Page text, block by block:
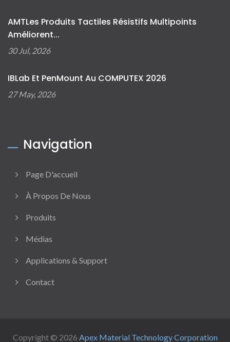
AMTLes Produits Tactiles Résistifs Multipoints
Améliorent...
30 Jul, 2026
IBLab Et PenMount Au COMPUTEX 2026
27 May, 2026
Navigation
Page D'accueil
À Propos De Nous
Produits
Médias
Applications & Support
Contact
Copyright © 2026 Apex Material Technology Corporation